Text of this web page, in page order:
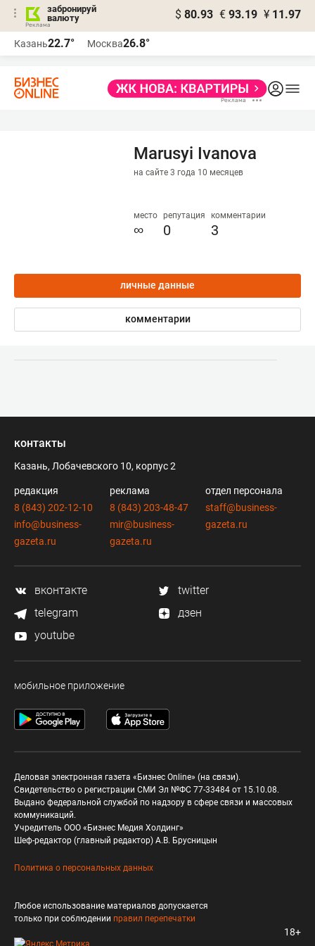
забронируй
валюту
$ 80.93 € 93.19 ¥ 11.97
Казань22.7° Москва26.8°
Marusyi Ivanova
на сайте 3 года 10 месяцев
место
∞
репутация
0
комментарии
3
личные данные
комментарии
контакты
Казань, Лобачевского 10, корпус 2
редакция
8 (843) 202-12-10
info@business-
gazeta.ru
реклама
8 (843) 203-48-47
mir@business-
gazeta.ru
отдел персонала
staff@business-
gazeta.ru
вконтакте
twitter
telegram
дзен
youtube
мобильное приложение
Деловая электронная газета «Бизнес Online» (на связи).
Свидетельство о регистрации СМИ Эл №ФС 77-33484 от 15.10.08.
Выдано федеральной службой по надзору в сфере связи и массовых
коммуникаций.
Учредитель ООО «Бизнес Медия Холдинг»
Шеф-редактор (главный редактор) А.В. Брусницын
Политика о персональных данных
Любое использование материалов допускается
только при соблюдении правил перепечатки
18+